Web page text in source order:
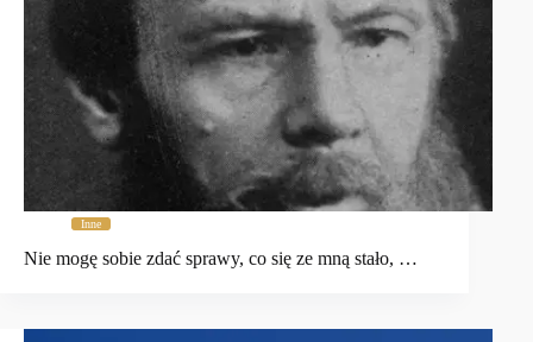
Inne
Nie mogę sobie zdać sprawy, co się ze mną stało, …